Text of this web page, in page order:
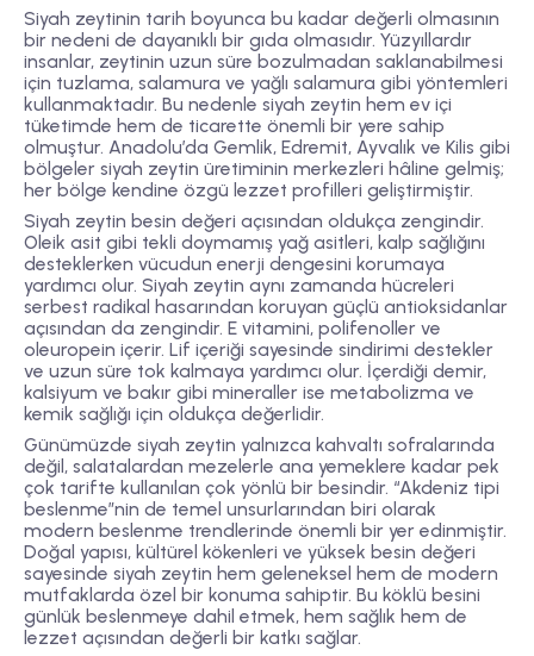
Siyah zeytinin tarih boyunca bu kadar değerli olmasının
bir nedeni de dayanıklı bir gıda olmasıdır. Yüzyıllardır
insanlar, zeytinin uzun süre bozulmadan saklanabilmesi
için tuzlama, salamura ve yağlı salamura gibi yöntemleri
kullanmaktadır. Bu nedenle siyah zeytin hem ev içi
tüketimde hem de ticarette önemli bir yere sahip
olmuştur. Anadolu’da Gemlik, Edremit, Ayvalık ve Kilis gibi
bölgeler siyah zeytin üretiminin merkezleri hâline gelmiş;
her bölge kendine özgü lezzet profilleri geliştirmiştir.
Siyah zeytin besin değeri açısından oldukça zengindir.
Oleik asit gibi tekli doymamış yağ asitleri, kalp sağlığını
desteklerken vücudun enerji dengesini korumaya
yardımcı olur. Siyah zeytin aynı zamanda hücreleri
serbest radikal hasarından koruyan güçlü antioksidanlar
açısından da zengindir. E vitamini, polifenoller ve
oleuropein içerir. Lif içeriği sayesinde sindirimi destekler
ve uzun süre tok kalmaya yardımcı olur. İçerdiği demir,
kalsiyum ve bakır gibi mineraller ise metabolizma ve
kemik sağlığı için oldukça değerlidir.
Günümüzde siyah zeytin yalnızca kahvaltı sofralarında
değil, salatalardan mezelerle ana yemeklere kadar pek
çok tarifte kullanılan çok yönlü bir besindir. “Akdeniz tipi
beslenme”nin de temel unsurlarından biri olarak
modern beslenme trendlerinde önemli bir yer edinmiştir.
Doğal yapısı, kültürel kökenleri ve yüksek besin değeri
sayesinde siyah zeytin hem geleneksel hem de modern
mutfaklarda özel bir konuma sahiptir. Bu köklü besini
günlük beslenmeye dahil etmek, hem sağlık hem de
lezzet açısından değerli bir katkı sağlar.